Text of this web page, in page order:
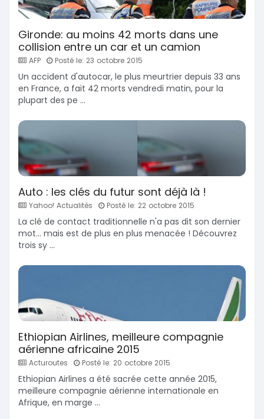
Gironde: au moins 42 morts dans une
collision entre un car et un camion
AFP Posté le: 23 octobre 2015
Un accident d'autocar, le plus meurtrier depuis 33 ans
en France, a fait 42 morts vendredi matin, pour la
plupart des pe ...
Auto : les clés du futur sont déjà là !
Yahoo! Actualités Posté le: 22 octobre 2015
La clé de contact traditionnelle n'a pas dit son dernier
mot... mais est de plus en plus menacée ! Découvrez
trois sy ...
Ethiopian Airlines, meilleure compagnie
aérienne africaine 2015
Acturoutes Posté le: 20 octobre 2015
Ethiopian Airlines a été sacrée cette année 2015,
meilleure compagnie aérienne internationale en
Afrique, en marge ...